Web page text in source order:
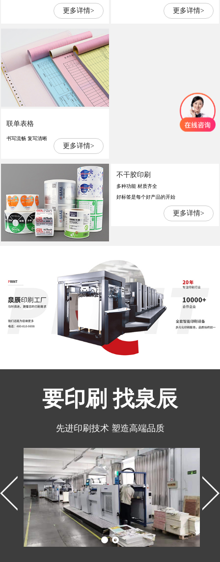
更多详情> 更多详情>
联单表格
书写流畅 复写清晰
更多详情>
不干胶印刷
多种功能 材质齐全
好标签是每个好产品的开始
更多详情>
要印刷 找泉辰
先进印刷技术 塑造高端品质